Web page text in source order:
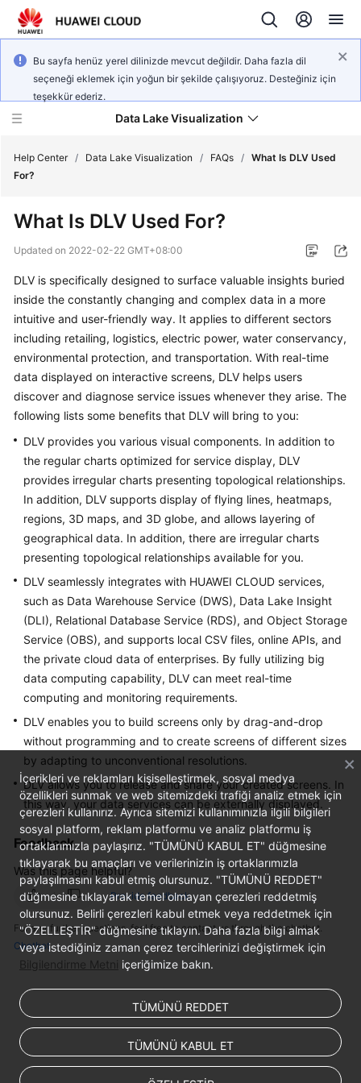
Bu sayfa henüz yerel dilinizde mevcut değildir. Daha fazla dil
seçeneği eklemek için yoğun bir şekilde çalışıyoruz. Desteğiniz için
teşekkür ederiz.
Data Lake Visualization
Overview
Guide
Developer
Guide
API
Reference
More
Documents
General
Reference
Glossary
Shared
Responsibilities
Service
Level
Agreement
White
Papers
Endpoints
Permissions
Help Center / Data Lake Visualization / FAQs / What Is DLV Used
For?
What Is DLV Used For?
Updated on 2022-02-22 GMT+08:00
DLV is specifically designed to surface valuable insights buried
inside the constantly changing and complex data in a more
intuitive and user-friendly way. It applies to different sectors
including retailing, logistics, electric power, water conservancy,
environmental protection, and transportation. With real-time
data displayed on interactive screens, DLV helps users
discover and diagnose service issues whenever they arise. The
following lists some benefits that DLV will bring to you:
DLV provides you various visual components. In addition to
the regular charts optimized for service display, DLV
provides irregular charts presenting topological relationships.
In addition, DLV supports display of flying lines, heatmaps,
regions, 3D maps, and 3D globe, and allows layering of
geographical data. In addition, there are irregular charts
presenting topological relationships available for you.
DLV seamlessly integrates with HUAWEI CLOUD services,
such as Data Warehouse Service (DWS), Data Lake Insight
(DLI), Relational Database Service (RDS), and Object Storage
Service (OBS), and supports local CSV files, online APIs, and
the private cloud data of enterprises. By fully utilizing big
data computing capability, DLV can meet real-time
computing and monitoring requirements.
DLV enables you to build screens only by drag-and-drop
without programming and to create screens of different sizes
by adapting to unconventional resolutions.
DLV allows you to release and share your created screens. In
this way, your data services can be externally displayed.
Feedback
Was this page helpful?
Provide feedback
For any further questions, feel free to contact us through the chatbot.
Chatbot
İçerikleri ve reklamları kişiselleştirmek, sosyal medya
özellikleri sunmak ve web sitemizdeki trafiği analiz etmek için
çerezleri kullanırız. Ayrıca sitemizi kullanımınızla ilgili bilgileri
sosyal platform, reklam platformu ve analiz platformu iş
ortaklarımızla paylaşırız. "TÜMÜNÜ KABUL ET" düğmesine
tıklayarak bu amaçları ve verilerinizin iş ortaklarımızla
paylaşılmasını kabul etmiş olursunuz. "TÜMÜNÜ REDDET"
düğmesine tıklayarak temel olmayan çerezleri reddetmiş
olursunuz. Belirli çerezleri kabul etmek veya reddetmek için
"ÖZELLEŞTİR" düğmesine tıklayın. Daha fazla bilgi almak
veya istediğiniz zaman çerez tercihlerinizi değiştirmek için
Bilgilendirme Metni içeriğimize bakın.
TÜMÜNÜ REDDET
TÜMÜNÜ KABUL ET